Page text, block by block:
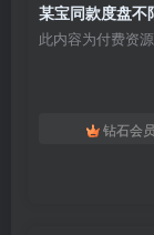
某宝同款度盘不
此内容为付费资
钻石会员